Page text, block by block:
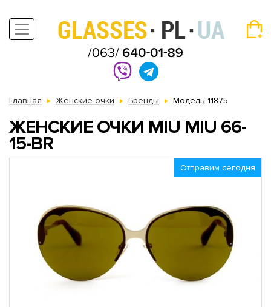
Главная Женские очки Бренды Модель 11875
ЖЕНСКИЕ ОЧКИ MIU MIU 66-
15-BR
Отправим сегодня